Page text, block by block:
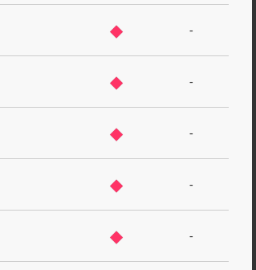
◆ -
◆ -
◆ -
◆ -
◆ -